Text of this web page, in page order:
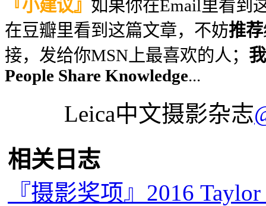
『小建议』 如果你在Email里看到
在豆瓣里看到这篇文章，不妨推荐
接，发给你MSN上最喜欢的人；
People Share Knowledge...
Leica中文摄影杂志
相关日志
『摄影奖项』2016